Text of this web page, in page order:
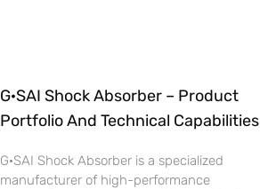
G·SAI Shock Absorber – Product
Portfolio And Technical Capabilities
G·SAI Shock Absorber is a specialized
manufacturer of high-performance